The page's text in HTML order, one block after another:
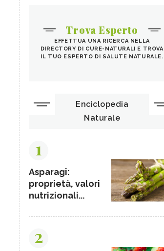
Trova Esperto
EFFETTUA UNA RICERCA NELLA
DIRECTORY DI CURE-NATURALI E TROVA
IL TUO ESPERTO DI SALUTE NATURALE.
Enciclopedia
Naturale
1
Asparagi:
proprietà, valori
nutrizionali...
2